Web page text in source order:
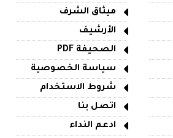
ميثاق الشرف
الأرشيف
الصحيفة PDF
سياسة الخصوصية
شروط الاستخدام
اتصل بنا
ادعم النداء